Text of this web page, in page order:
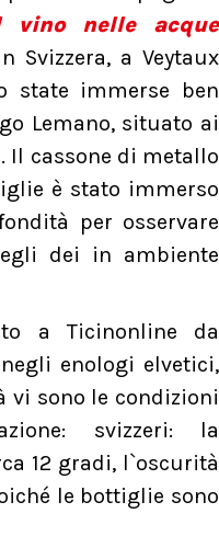
vino nelle acque
Svizzera, a Veytaux
state immerse ben
Lemano, situato ai
Il cassone di metallo
è stato immerso
per osservare
dei in ambiente
a Ticinonline da
enologi elvetici,
sono le condizioni
svizzeri: la
12 gradi, l`oscurità
le bottiglie sono